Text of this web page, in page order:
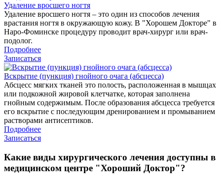
Удаление вросшего ногтя
Удаление вросшего ногтя – это один из способов лечения
врастания ногтя в окружающую кожу. В "Хорошем Докторе" в
Наро-Фоминске процедуру проводит врач-хирург или врач-
подолог.
Подробнее
Записаться
Вскрытие (пункция) гнойного очага (абсцесса)
Абсцесс мягких тканей это полость, расположенная в мышцах
или подкожной жировой клетчатке, которая заполнена
гнойным содержимым. После образования абсцесса требуется
его вскрытие с последующим дренированием и промыванием
растворами антисептиков.
Подробнее
Записаться
Какие виды хирургического лечения доступны в
медицинском центре "Хороший Доктор"?